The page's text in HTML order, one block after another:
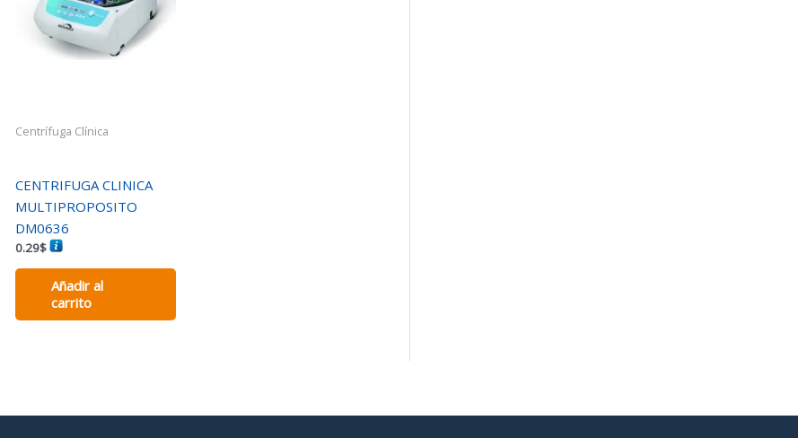
Centrífuga Clínica
CENTRIFUGA CLINICA
MULTIPROPOSITO
DM0636
0.29$
Añadir al
carrito